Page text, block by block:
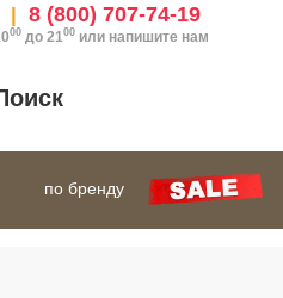
8 (800) 707-74-19
00до 21 00 или напишите нам
по бренду